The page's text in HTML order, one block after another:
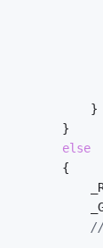
						}
					}
else
//